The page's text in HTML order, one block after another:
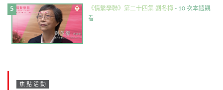
《情繫學聯》第二十四集 劉冬梅 - 10 次本週觀
看
焦點活動